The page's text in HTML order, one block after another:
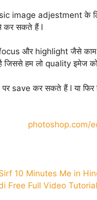
image adjestment के
कर सकते हैं l
और highlight जैसे काम
हम लो quality इमेज को
save कर सकते हैं l या
photoshop.com/
10 Minutes Me in
Free Full Video Tutorial